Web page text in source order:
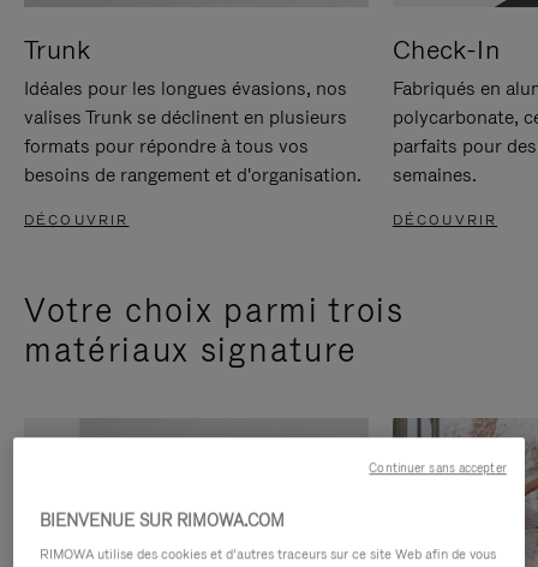
Trunk
Idéales pour les longues évasions, nos
valises Trunk se déclinent en plusieurs
formats pour répondre à tous vos
besoins de rangement et d'organisation.
DÉCOUVRIR
Check-In
Fabriqués en
polycarbonate,
parfaits pour
semaines.
DÉCOUVRIR
Votre choix parmi trois
matériaux signature
BIENVENUE SUR RIMOWA.COM
RIMOWA utilise des cookies et d’autres traceurs sur ce site Web afin de vous
Continuer sans accepter